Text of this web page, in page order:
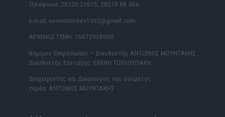
Τηλέφωνα: 28220 23615, 28210 88.066
e-mail: neoiorizontes1992@gmail.com
ΑΡΙΘΜΟΣ ΓΕΜΗ: 75072958000
Νόμιμος Εκπρόσωπος – Διευθυντής ΑΝΤΩΝΙΟΣ ΜΟΥΝΤΑΚΗΣ
Διευθυντής Σύνταξης: ΕΛΕΝΗ ΤΟΥΛΟΥΠΑΚΗ
Διαχειριστής και Δικαιούχος του ονόματος
τομέα: ΑΝΤΩΝΙΟΣ ΜΟΥΝΤΑΚΗΣ